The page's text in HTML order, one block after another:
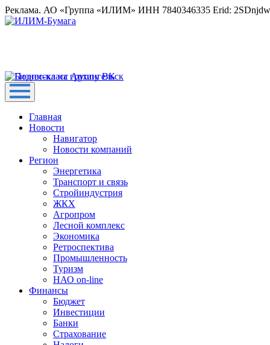
Реклама. АО «Группа «ИЛИМ» ИНН 7840346335 Erid:
Главная
Новости
Навигатор
Новости компаний
Регион
Энергетика
Транспорт и связь
Стройиндустрия
ЖКХ
Агропром
Лесной комплекс
Экономика
Ретроспектива
Промышленность
Туризм
НАО on-line
Финансы
Бюджет
Инвестиции
Банки
Страхование